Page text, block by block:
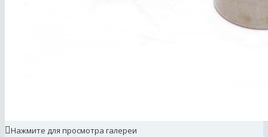
Нажмите для просмотра галереи